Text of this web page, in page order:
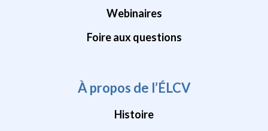
Webinaires
Foire aux questions
À propos de l’ÉLCV
Histoire